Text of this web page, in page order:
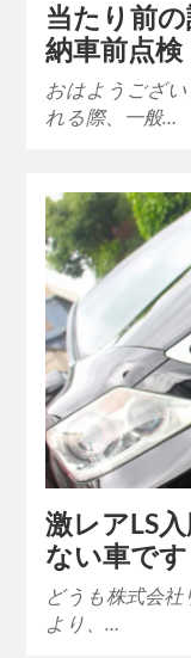
当たり前の
納車前点検
おはようござ
れる際、一般…
激レアLS
ない車です
どうも株式会社
より、…